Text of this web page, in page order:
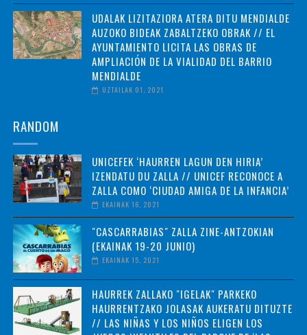
UDALAK LIZITAZIORA ATERA DITU MENDIALDE
AUZOKO BIDEAK ZABALTZEKO OBRAK // EL
AYUNTAMIENTO LICITA LAS OBRAS DE
AMPLIACIÓN DE LA VIALIDAD DEL BARRIO
MENDIALDE
UZTAILAK 01, 2021
RANDOM
UNICEFEK ‘HAURREN LAGUN DEN HIRIA’
IZENDATU DU ZALLA // UNICEF RECONOCE A
ZALLA COMO ‘CIUDAD AMIGA DE LA INFANCIA’
EKAINAK 16, 2021
"CASCARRABIAS" ZALLA ZINE-ANTZOKIAN
(EKAINAK 19-20 JUNIO)
EKAINAK 15, 2021
HAURREK ZALLAKO "IGELAK" PARKEKO
HAURRENTZAKO JOLASAK AUKERATU DITUZTE
// LAS NIÑAS Y LOS NIÑOS ELIGEN LOS